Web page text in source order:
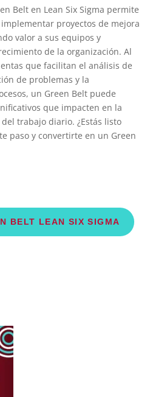
Belt en Lean Six Sigma permite
proyectos de mejora
valor a sus equipos y
de la organización. Al
que facilitan el análisis de
de problemas y la
un Green Belt puede
que impacten en la
trabajo diario. ¿Estás listo
paso y convertirte en un Green
BELT LEAN SIX SIGMA